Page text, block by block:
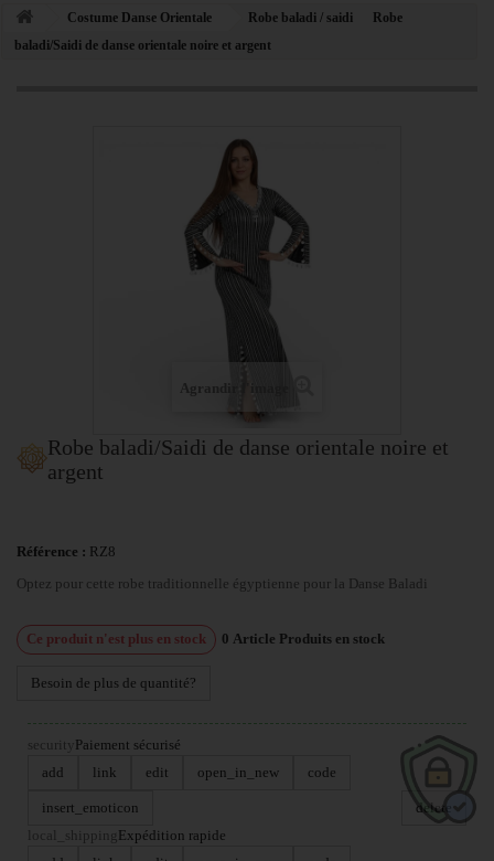
Costume Danse Orientale Robe baladi / saidi
Robe
baladi/Saidi de danse orientale noire et argent
Agrandir l'image
Robe baladi/Saidi de danse orientale noire et
argent
Référence : RZ8
Optez pour cette robe traditionnelle égyptienne pour la Danse Baladi
Ce produit n'est plus en stock 0 Article Produits en stock
Besoin de plus de quantité?
security Paiement sécurisé
add
link edit open_in_new code
insert_emoticon
delete
local_shipping Expédition rapide